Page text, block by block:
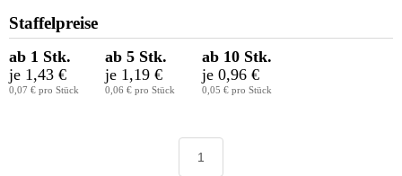
Staffelpreise
ab 1 Stk.
je 1,43 €
0,07 € pro Stück
ab 5 Stk.
je 1,19 €
0,06 € pro Stück
ab 10 Stk.
je 0,96 €
0,05 € pro Stück